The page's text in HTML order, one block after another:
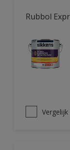
Rubbol
Vergelijk